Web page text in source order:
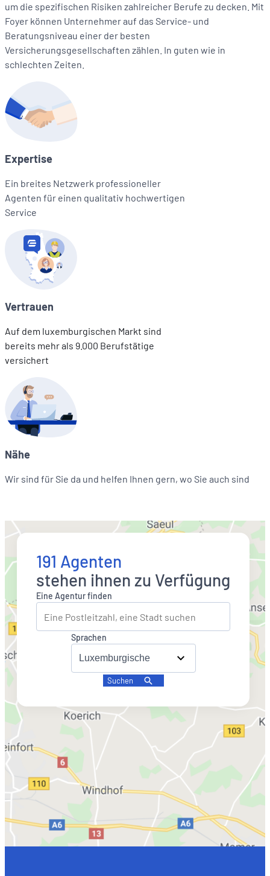
um die spezifischen Risiken zahlreicher Berufe zu decken. Mit
Foyer können Unternehmer auf das Service- und
Beratungsniveau einer der besten
Versicherungsgesellschaften zählen. In guten wie in
schlechten Zeiten.
Expertise
Ein breites Netzwerk professioneller
Agenten für einen qualitativ hochwertigen
Service
Vertrauen
Auf dem luxemburgischen Markt sind
bereits mehr als 9.000 Berufstätige
versichert
Nähe
Wir sind für Sie da und helfen Ihnen gern, wo Sie auch sind
191 Agenten
stehen ihnen zu Verfügung
Eine Agentur finden
Sprachen
Suchen